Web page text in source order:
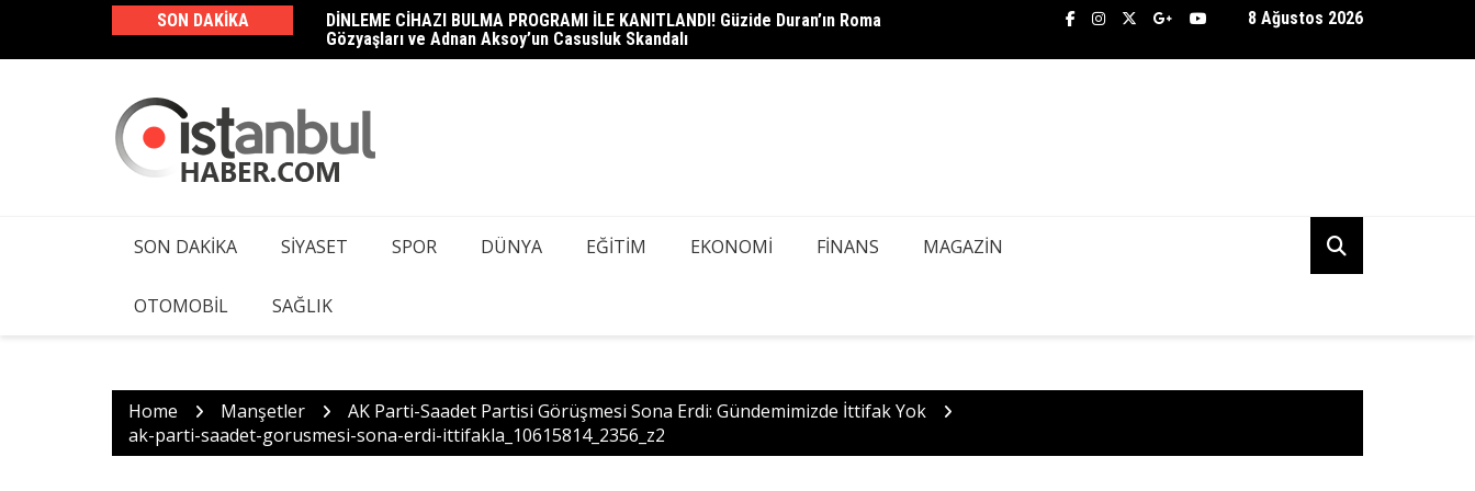
content
SON DAKIKA
DİNLEME CİHAZI BULMA PROGRAMI İLE KANITLANDI! Güzide Duran’ın Roma
Gözyaşları ve Adnan Aksoy’un Casusluk Skandalı
Haluk Levent ve 23 Şüpheli Çağlayan Adliyesi’nde: Savcılık Sorgusu Öncesi Gizli
Kamera ve Dinleme Cihazı Tespiti İçin Kapsamlı Tarama
DEDEKTİFLİK BÜROSU ASENA AŞKINDA KANİ KUDU’NUN PEŞİNE DÜŞTÜ!
8 Ağustos 2026
SON DAKIKA SIYASET SPOR DÜNYA EĞITIM EKONOMI FINANS MAGAZIN
OTOMOBIL SAĞLIK
Home Manşetler
AK Parti-Saadet Partisi Görüşmesi Sona Erdi: Gündemimizde İttifak Yok
ak-parti-saadet-gorusmesi-sona-erdi-ittifakla_10615814_2356_z2